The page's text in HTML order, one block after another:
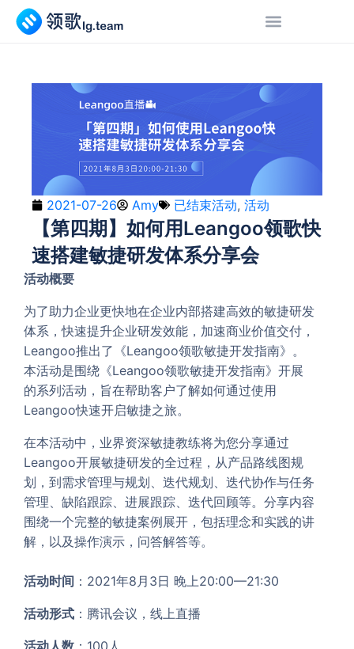
2021-07-26 Amy 已结束活动, 活动
【第四期】如何用Leangoo领歌快
速搭建敏捷研发体系分享会
活动概要
为了助力企业更快地在企业内部搭建高效的敏捷研发
体系，快速提升企业研发效能，加速商业价值交付，
Leangoo推出了《Leangoo领歌敏捷开发指南》。
本活动是围绕《Leangoo领歌敏捷开发指南》开展
的系列活动，旨在帮助客户了解如何通过使用
Leangoo快速开启敏捷之旅。
在本活动中，业界资深敏捷教练将为您分享通过
Leangoo开展敏捷研发的全过程，从产品路线图规
划，到需求管理与规划、迭代规划、迭代协作与任务
管理、缺陷跟踪、进展跟踪、迭代回顾等。分享内容
围绕一个完整的敏捷案例展开，包括理念和实践的讲
解，以及操作演示，问答解答等。
活动时间 ：2021年8月3日 晚上20:00—21:30
活动形式 ：腾讯会议，线上直播
活动人数 ：100人